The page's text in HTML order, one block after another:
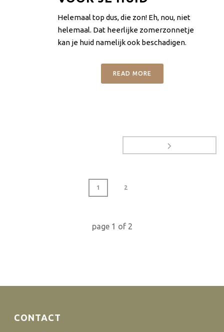
Helemaal top dus, die zon! Eh, nou, niet
helemaal. Dat heerlijke zomerzonnetje
kan je huid namelijk ook beschadigen.
READ MORE
1 2
page 1 of 2
CONTACT